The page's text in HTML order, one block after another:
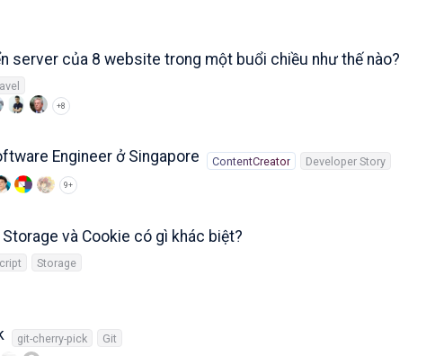
server của 8 website trong một buổi chiều như thế nào?
+8
Engineer ở Singapore ContentCreator Developer Story
9+
và Cookie có gì khác biệt?
Storage
git-cherry-pick Git